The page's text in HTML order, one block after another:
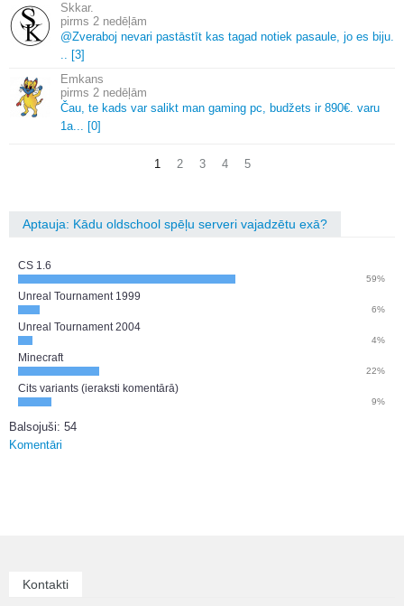
Skkar.
2 nedēļām
@Zveraboj nevari pastāstīt kas tagad notiek pasaule, jo es biju.
.. [3]
Emkans
2 nedēļām
Čau, te kads var salikt man gaming pc, budžets ir 890€. varu
1a... [0]
1 2 3 4 5
Aptauja: Kādu oldschool spēļu serveri vajadzētu exā?
CS 1.6
59%
Unreal Tournament 1999
6%
Unreal Tournament 2004
4%
Minecraft
22%
Cits variants (ieraksti komentārā)
9%
Balsojuši: 54
Komentāri
Kontakti